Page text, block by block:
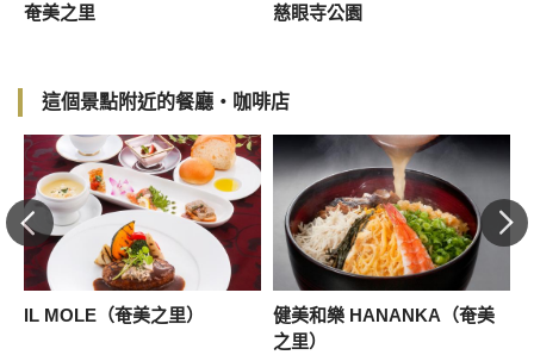
奄美之里 慈眼寺公園
這個景點附近的餐廳・咖啡店
IL MOLE（奄美之里）
健美和樂 HANANKA（奄美
之里）